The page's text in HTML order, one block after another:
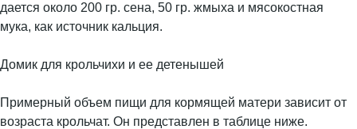
дается около 200 гр. сена, 50 гр. жмыха и мясокостная
мука, как источник кальция.
Домик для крольчихи и ее детенышей
Примерный объем пищи для кормящей матери зависит от
возраста крольчат. Он представлен в таблице ниже.